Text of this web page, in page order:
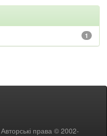
1
Авторські права © 2002-